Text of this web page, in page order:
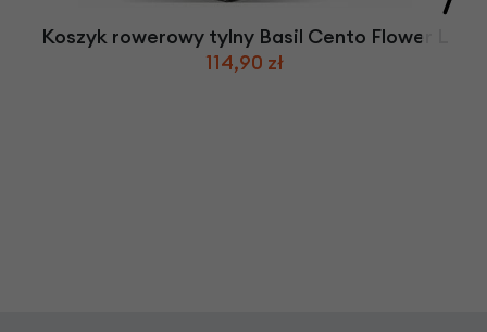
Koszyk rowerowy tylny Basil Cento Flower L
114,90 zł